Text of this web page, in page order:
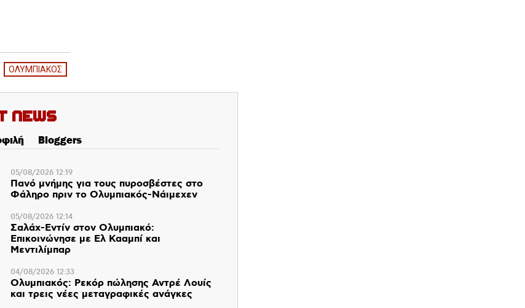
ΟΛΥΜΠΙΑΚΟΣ
News
Bloggers
05/08/2026 12:19
Πανό μνήμης για τους πυροσβέστες στο
Φάληρο πριν το Ολυμπιακός-Νάιμεχεν
05/08/2026 12:14
Σαλάχ-Εντίν στον Ολυμπιακό:
Επικοινώνησε με Ελ Κααμπί και
Μεντιλίμπαρ
04/08/2026 12:33
Ολυμπιακός: Ρεκόρ πώλησης Αντρέ Λουίς
και τρεις νέες μεταγραφικές ανάγκες